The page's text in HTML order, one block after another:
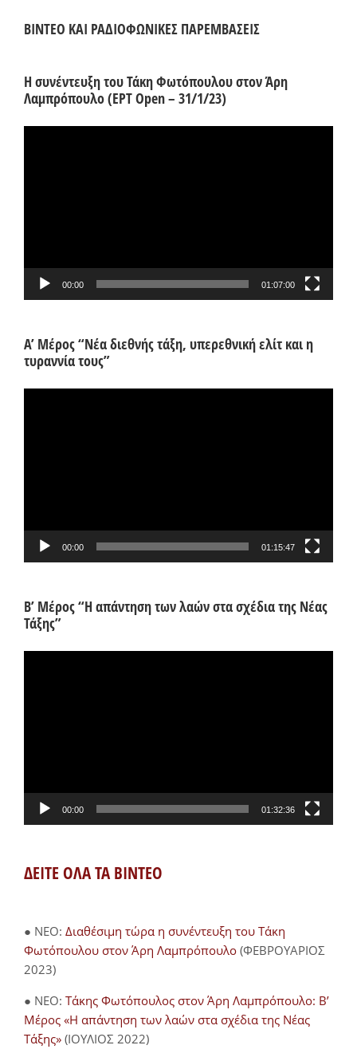
ΒΙΝΤΕΟ ΚΑΙ ΡΑΔΙΟΦΩΝΙΚΕΣ ΠΑΡΕΜΒΑΣΕΙΣ
Η συνέντευξη του Τάκη Φωτόπουλου στον Άρη
Λαμπρόπουλο (ΕΡΤ Open – 31/1/23)
00:00 01:07:00
Α’ Μέρος “Νέα διεθνής τάξη, υπερεθνική ελίτ και η
τυραννία τους”
00:00 01:15:47
Β’ Μέρος “Η απάντηση των λαών στα σχέδια της Νέας
Τάξης”
00:00 01:32:36
ΔΕΙΤΕ ΟΛΑ ΤΑ ΒΙΝΤΕΟ
● NEO: Διαθέσιμη τώρα η συνέντευξη του Τάκη
Φωτόπουλου στον Άρη Λαμπρόπουλο (ΦΕΒΡΟΥΑΡΙΟΣ
2023)
● NEO: Τάκης Φωτόπουλος στον Άρη Λαμπρόπουλο: Β’
Μέρος «Η απάντηση των λαών στα σχέδια της Νέας
Τάξης» (ΙΟΥΛΙΟΣ 2022)